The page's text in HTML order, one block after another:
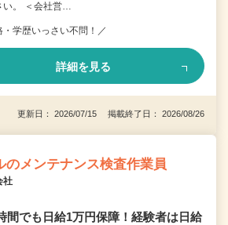
い。 ＜会社営…
・学歴いっさい不問！／
詳細を見る
更新日： 2026/07/15 掲載終了日： 2026/08/26
のメンテナンス検査作業員
社
間でも日給1万円保障！経験者は日給